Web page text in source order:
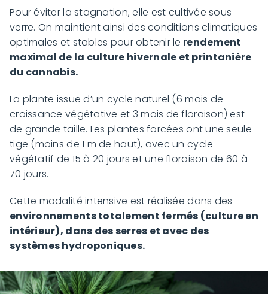
Pour éviter la stagnation, elle est cultivée sous
verre. On maintient ainsi des conditions climatiques
optimales et stables pour obtenir le rendement
maximal de la culture hivernale et printanière
du cannabis.
La plante issue d’un cycle naturel (6 mois de
croissance végétative et 3 mois de floraison) est
de grande taille. Les plantes forcées ont une seule
tige (moins de 1 m de haut), avec un cycle
végétatif de 15 à 20 jours et une floraison de 60 à
70 jours.
Cette modalité intensive est réalisée dans des
environnements totalement fermés (culture en
intérieur), dans des serres et avec des
systèmes hydroponiques.